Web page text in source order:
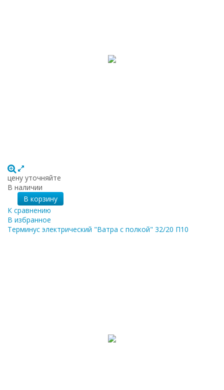
цену уточняйте
В наличии
В корзину
К сравнению
В избранное
Терминус электрический "Ватра с полкой" 32/20 П10